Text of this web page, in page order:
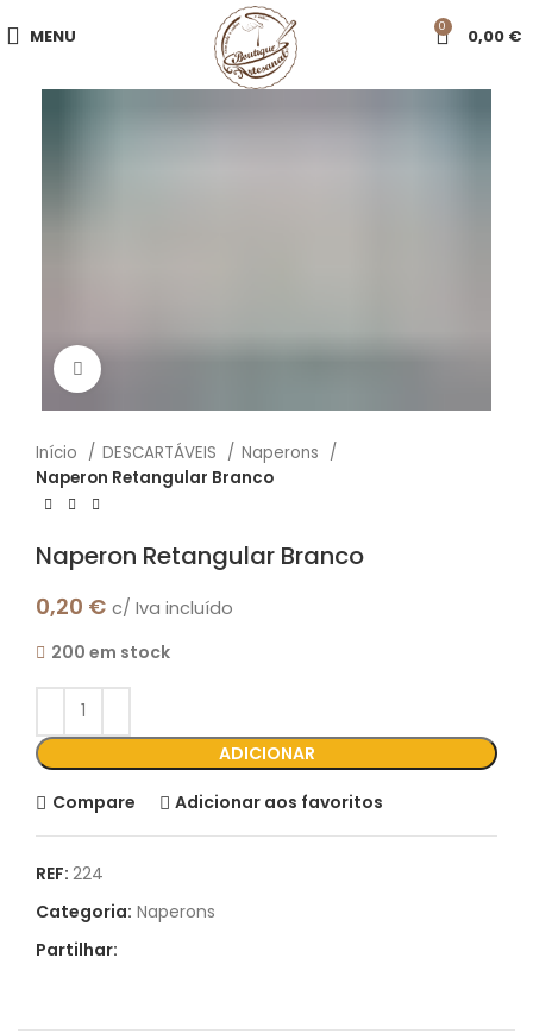
MENU 0 0,00 €
Início DESCARTÁVEIS
Naperons
Naperon Retangular Branco
Naperon Retangular Branco
0,20 € c/ Iva incluído
200 em stock
ADICIONAR
Compare Adicionar aos favoritos
REF: 224
Categoria: Naperons
Partilhar: